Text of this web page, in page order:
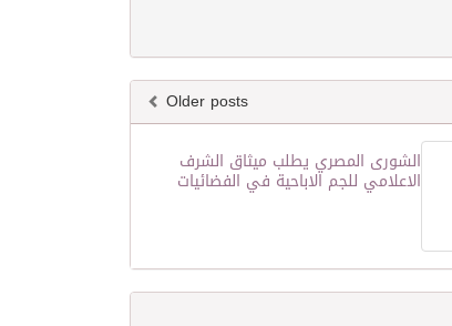
Older posts
الشورى المصري يطلب ميثاق الشرف
الاعلامي للجم الاباحية في الفضائيات